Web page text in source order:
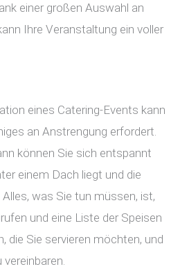
einer großen Auswahl an
Ihre Veranstaltung ein voller
eines Catering-Events kann
an Anstrengung erfordert.
können Sie sich entspannt
einem Dach liegt und die
was Sie tun müssen, ist,
und eine Liste der Speisen
die Sie servieren möchten, und